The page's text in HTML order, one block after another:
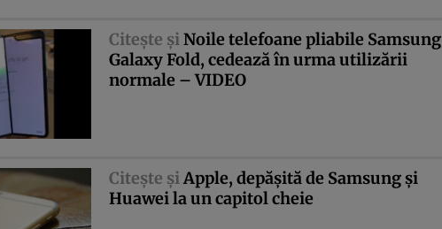
Citeşte şiNoile telefoane pliabile Samsung
Galaxy Fold, cedează în urma utilizării
normale – VIDEO
Citeşte şiApple, depăşită de Samsung şi
Huawei la un capitol cheie